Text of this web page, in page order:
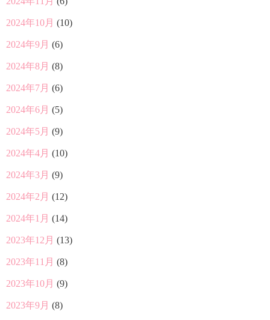
2024年10月 (10)
2024年9月 (6)
2024年8月 (8)
2024年7月 (6)
2024年6月 (5)
2024年5月 (9)
2024年4月 (10)
2024年3月 (9)
2024年2月 (12)
2024年1月 (14)
2023年12月 (13)
2023年11月 (8)
2023年10月 (9)
2023年9月 (8)